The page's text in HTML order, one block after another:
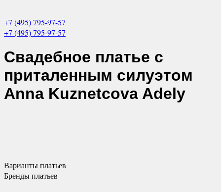
+7 (495) 795-97-57
+7 (495) 795-97-57
Свадебное платье с
приталенным силуэтом
Anna Kuznetcova Adely
Вариантыплатьев
Брендыплатьев